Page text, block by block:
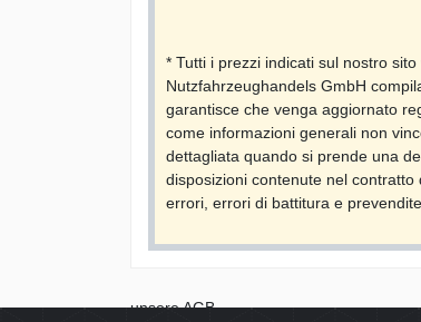
* Tutti i prezzi indicati sul nostro
Nutzfahrzeughandels GmbH
garantisce che venga aggiornato
come informazioni generali non
dettagliata quando si prende una
disposizioni contenute nel
errori, errori di battitura e prevendite.
unsere AGB